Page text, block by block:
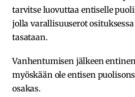
tarvitse luovuttaa entiselle
jolla varallisuuserot
tasataan.
Vanhentumisen jälkeen
myöskään ole entisen
osakas.